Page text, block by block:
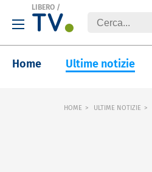
LIBERO /
Home Ultime notizie
HOME ULTIME NOTIZIE